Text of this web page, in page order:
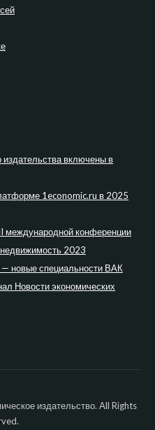
включены в
1economic.ru в 2025
международной конференции
недвижимость 2023
новые специальности ВАК
Новости экономических
издательство. All Rights